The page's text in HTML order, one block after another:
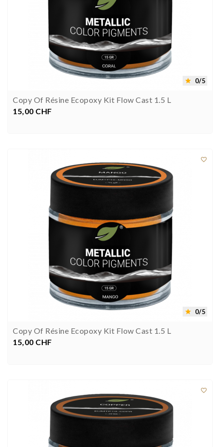
 0/5
Copy Of Résine Ecopoxy Kit Flow Cast 1.5 L
Preis
15,00 CHF

 0/5
Copy Of Résine Ecopoxy Kit Flow Cast 1.5 L
Preis
15,00 CHF
